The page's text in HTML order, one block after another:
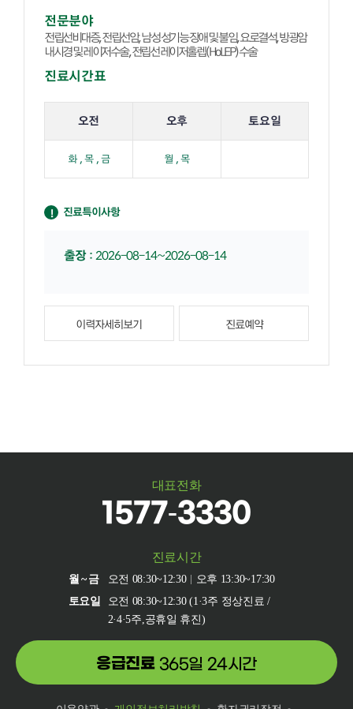
전문분야
전립선비대증, 전립선암, 남성 성기능 장애 및 불임, 요로결석, 방광암
내시경 및 레이저수술, 전립선 레이저홀렙(HoLEP)수술
진료시간표
오전 오후 토요일
화 , 목 , 금 월 , 목
진료특이사항
출장:2026-08-14~2026-08-14
이력자세히보기 진료예약
대표전화
1577-3330
진료시간
월~금 오전 08:30~12:30
오후 13:30~17:30
토요일
오전 08:30~12:30 (1·3주 정상진료 /
2·4·5주,공휴일 휴진)
응급진료 365일 24시간